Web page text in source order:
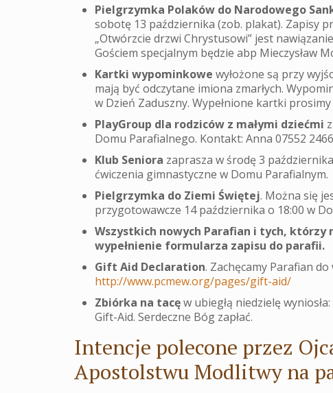
Pielgrzymka Polaków do Narodowego
sobotę 13 października (zob. plakat). Zapisy
„Otwórzcie drzwi Chrystusowi” jest
Gościem specjalnym będzie abp Mieczysław
Kartki wypominkowe wyłożone są przy
mają być odczytane imiona zmarłych.
w Dzień Zaduszny. Wypełnione kartki
PlayGroup dla rodziców z małymi dziećmi
Domu Parafialnego. Kontakt: Anna 07552
Klub Seniora zaprasza w środę 3
ćwiczenia gimnastyczne w Domu Parafialnym.
Pielgrzymka do Ziemi Świętej. Można się
przygotowawcze 14 października o 18:00 w
Wszystkich nowych Parafian i tych,
wypełnienie formularza zapisu do parafii.
Gift Aid Declaration. Zachęcamy Parafian do
http://www.pcmew.org/pages/gift-aid/
Zbiórka na tacęw ubiegłą niedzielę
Gift-Aid. Serdeczne Bóg zapłać.
Intencje polecone przez
Apostolstwu Modlitwy na